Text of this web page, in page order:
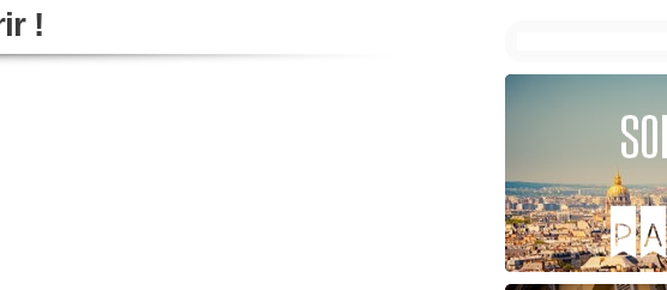
!